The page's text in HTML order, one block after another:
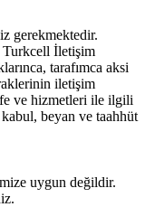
gerekmektedir.
İletişim
tarafımca aksi
iletişim
ve hizmetleri ile ilgili
beyan ve taahhüt
uygun değildir.